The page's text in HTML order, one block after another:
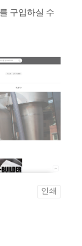
구입하실 수
인쇄